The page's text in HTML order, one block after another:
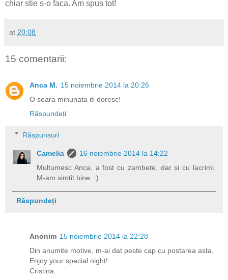
chiar stie s-o faca. Am spus tot!
at 20:08
15 comentarii:
Anca M. 15 noiembrie 2014 la 20:26
O seara minunata iti doresc!
Răspundeți
Răspunsuri
Camelia
16 noiembrie 2014 la 14:22
Multumesc Anca, a fost cu zambete, dar si cu lacrimi.
M-am simtit bine. :)
Răspundeți
Anonim 15 noiembrie 2014 la 22:28
Din anumite motive, m-ai dat peste cap cu postarea asta.
Enjoy your special night!
Cristina.